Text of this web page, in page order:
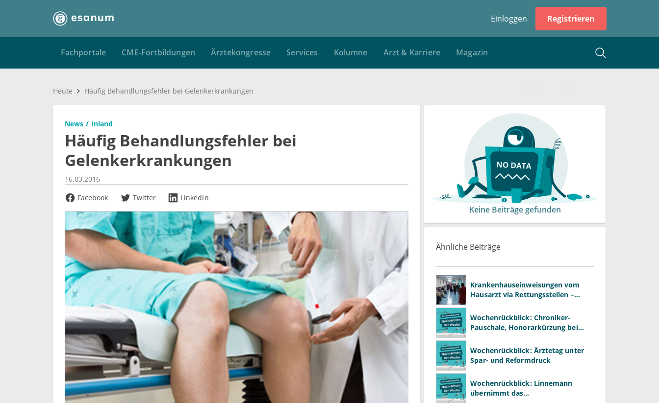
Einloggen Registrieren
Fachportale CME-Fortbildungen Ärztekongresse Services Kolumne Arzt & Karriere Magazin
Heute Häufig Behandlungsfehler bei Gelenkerkrankungen
News Inland
Häufig Behandlungsfehler bei
Gelenkerkrankungen
16.03.2016
Facebook
Twitter LinkedIn
Keine Beiträge gefunden
Ähnliche Beiträge
Krankenhauseinweisungen vom
Hausarzt via Rettungsstellen –
Wochenrückblick: Chroniker-
Pauschale, Honorarkürzung bei
Wochenrückblick: Ärztetag unter
Spar- und Reformdruck
Wochenrückblick: Linnemann
übernimmt das